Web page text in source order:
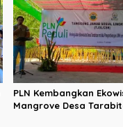
PLN Kembangkan
Mangrove Desa